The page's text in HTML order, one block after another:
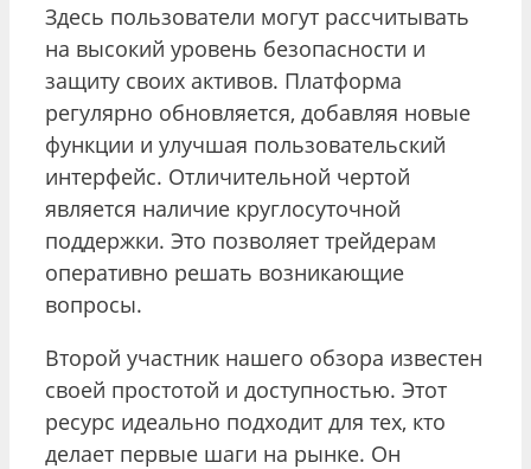
Здесь пользователи могут рассчитывать
на высокий уровень безопасности и
защиту своих активов. Платформа
регулярно обновляется, добавляя новые
функции и улучшая пользовательский
интерфейс. Отличительной чертой
является наличие круглосуточной
поддержки. Это позволяет трейдерам
оперативно решать возникающие
вопросы.
Второй участник нашего обзора известен
своей простотой и доступностью. Этот
ресурс идеально подходит для тех, кто
делает первые шаги на рынке. Он